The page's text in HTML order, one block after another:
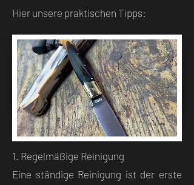
Hier unsere praktischen Tipps:
1. Regelmäßige Reinigung
Eine ständige Reinigung ist der erste